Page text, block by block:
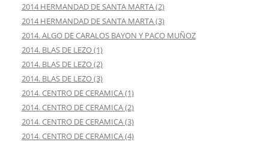
2014 HERMANDAD DE SANTA MARTA (2)
2014 HERMANDAD DE SANTA MARTA (3)
2014. ALGO DE CARALOS BAYON Y PACO MUÑOZ
2014. BLAS DE LEZO (1)
2014. BLAS DE LEZO (2)
2014. BLAS DE LEZO (3)
2014. CENTRO DE CERAMICA (1)
2014. CENTRO DE CERAMICA (2)
2014. CENTRO DE CERAMICA (3)
2014. CENTRO DE CERAMICA (4)